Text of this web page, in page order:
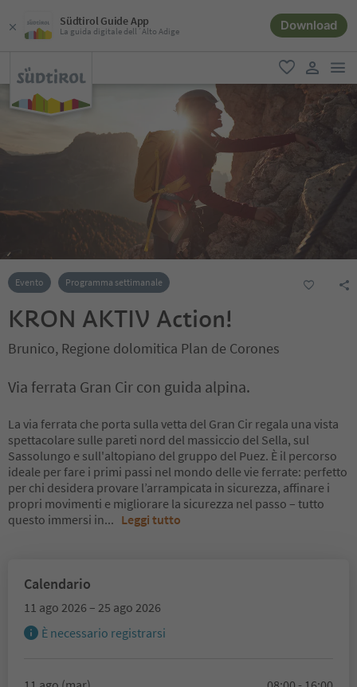
Südtirol Guide App
La guida digitale dell´Alto Adige Download
favoriti
user link
Evento Programma settimanale
KRON AKTIV Action!
Brunico, Regione dolomitica Plan de Corones
Via ferrata Gran Cir con guida alpina.
La via ferrata che porta sulla vetta del Gran Cir regala una vista
spettacolare sulle pareti nord del massiccio del Sella, sul
Sassolungo e sull'altopiano del gruppo del Puez. È il percorso
ideale per fare i primi passi nel mondo delle vie ferrate: perfetto
per chi desidera provare l’arrampicata in sicurezza, affinare i
propri movimenti e migliorare la sicurezza nel passo – tutto
questo immersi in... Leggi tutto
Calendario
11 ago 2026 – 25 ago 2026
È necessario registrarsi